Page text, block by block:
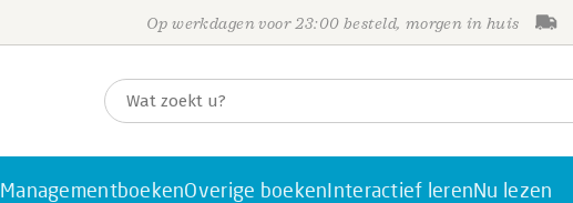
Op werkdagen voor 23:00 besteld, morgen in huis
ManagementboekenOverige boekenInteractief lerenNu lezen